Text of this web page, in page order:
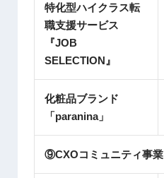
特化型ハイクラス転
職支援サービス
『JOB
SELECTION』
化粧品ブランド
「paranina」
⑨CXOコミュニティ事業